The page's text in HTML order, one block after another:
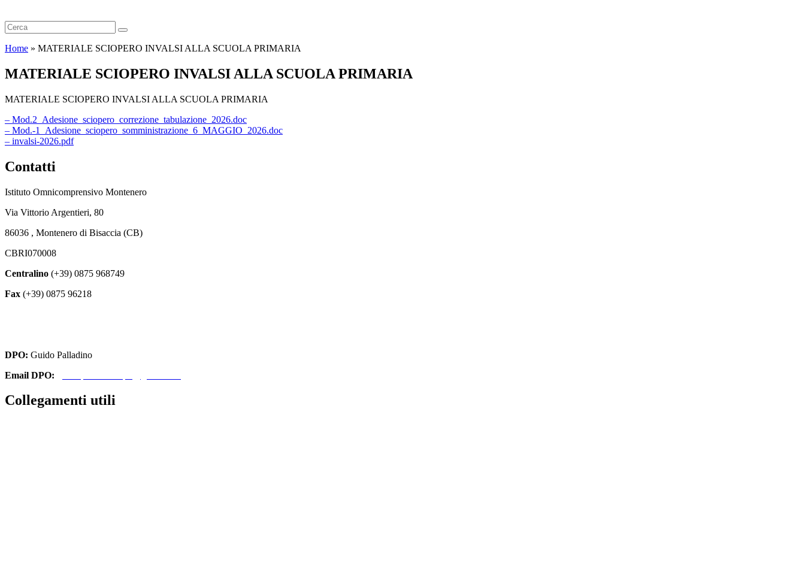
Home » MATERIALE SCIOPERO INVALSI ALLA SCUOLA PRIMARIA
MATERIALE SCIOPERO INVALSI ALLA SCUOLA PRIMARIA
MATERIALE SCIOPERO INVALSI ALLA SCUOLA PRIMARIA
– Mod.2_Adesione_sciopero_correzione_tabulazione_2026.doc
– Mod.-1_Adesione_sciopero_somministrazione_6_MAGGIO_2026.doc
– invalsi-2026.pdf
Contatti
Istituto Omnicomprensivo Montenero
Via Vittorio Argentieri, 80
86036 , Montenero di Bisaccia (CB)
CBRI070008
Centralino (+39) 0875 968749
Fax (+39) 0875 96218
DPO: Guido Palladino
Email DPO:
Collegamenti utili